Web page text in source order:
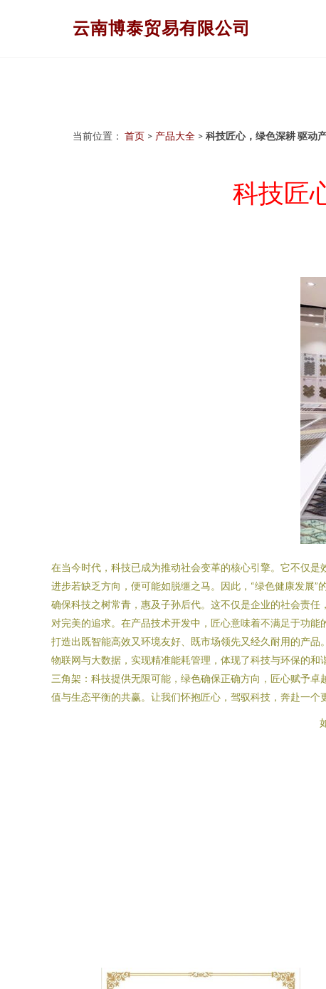
云南博泰贸易有限公司
当前位置： 首页 > 产品大全 > 科技匠心，绿色深耕 驱动
科技匠
在当今时代，科技已成为推动社会变革的核心引擎。它不仅
进步若缺乏方向，便可能如脱缰之马。因此，“绿色健康发展
确保科技之树常青，惠及子孙后代。这不仅是企业的社会责
对完美的追求。在产品技术开发中，匠心意味着不满足于功
打造出既智能高效又环境友好、既市场领先又经久耐用的产
物联网与大数据，实现精准能耗管理，体现了科技与环保的
三角架：科技提供无限可能，绿色确保正确方向，匠心赋予
值与生态平衡的共赢。让我们怀抱匠心，驾驭科技，奔赴一个